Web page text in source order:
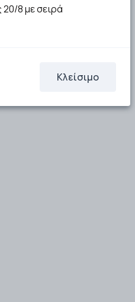
Μη διαθέσιμο
8 με σειρά
Κλείσιμο